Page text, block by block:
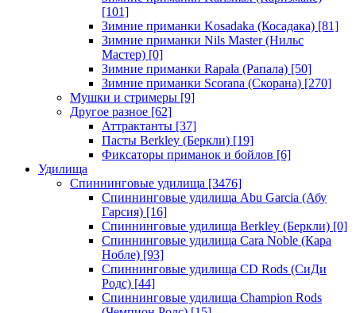
[101]
Зимние приманки Kosadaka (Косадака) [81]
Зимние приманки Nils Master (Нильс
Мастер) [0]
Зимние приманки Rapala (Рапала) [50]
Зимние приманки Scorana (Скорана) [270]
Мушки и стримеры [9]
Другое разное [62]
Аттрактанты [37]
Пасты Berkley (Беркли) [19]
Фиксаторы приманок и бойлов [6]
Удилища
Спиннинговые удилища [3476]
Спиннинговые удилища Abu Garcia (Абу
Гарсия) [16]
Спиннинговые удилища Berkley (Беркли) [0]
Спиннинговые удилища Cara Noble (Кара
Нобле) [93]
Спиннинговые удилища CD Rods (СиДи
Родс) [44]
Спиннинговые удилища Champion Rods